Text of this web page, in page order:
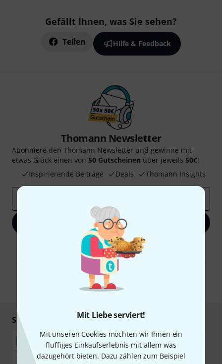
Mit Liebe serviert!
Mit unseren Cookies möchten wir Ihnen ein
fluffiges Einkaufserlebnis mit allem was
dazugehört bieten. Dazu zählen zum Beispiel
Gefällt Ihnen, was Sie sehen?
Teilen Hilfe & Feedback
Thomann Newsletter
Abonniere den Thomann Newsletter und gewinne mit
etwas Glück einen von 50 Gutscheinen über jeweils 50€!
Inspirierende Beiträge
Deals Thomann Insights
Jetzt anmelden
Mit Klick auf „Jetzt anmelden“ stimmen Sie dem Erhalt von E-Mail-
Werbung und einer Messung des E-Mail-Nutzungsverhaltens zu. Die
Abmeldung ist jederzeit möglich. Weitere Informationen finden Sie in
unseren
Datenschutzhinweisen
* Pflichtfeld
Sicher einkaufen & bezahlen